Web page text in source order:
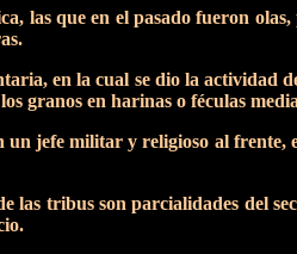
las que en el pasado fueron
en la cual se dio la actividad
granos en harinas o féculas
jefe militar y religioso al
las tribus son parcialidades del